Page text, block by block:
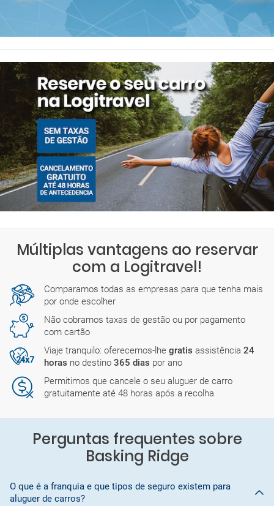
Múltiplas vantagens ao reservar
com a Logitravel!
Comparamos todas as empresas para que tenha mais
por onde escolher
Não cobramos taxas de gestão ou por pagamento
com cartão
Viaje tranquilo: oferecemos-lhe gratis assistência 24
horas no destino 365 dias por ano
Permitimos que cancele o seu aluguer de carro
gratuitamente até 48 horas após a recolha
Perguntas frequentes sobre
Basking Ridge
O que é a franquia e que tipos de seguro existem para
aluguer de carros?